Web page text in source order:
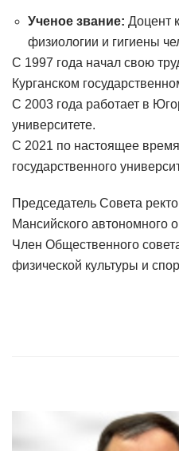
Ученое звание: Доцент
физиологии и гигиены
С 1997 года начал свою
Курганском
С 2003 года работает в
университете.
С 2021 по настоящее
государственного
Председатель Совета
Мансийского автономного
Член Общественного
физической культуры и